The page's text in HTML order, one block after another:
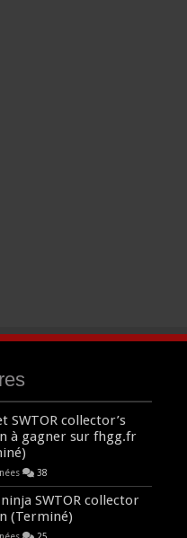
SWTOR collector’s
à gagner sur fhgg.fr
38
SWTOR collector
(Terminé)